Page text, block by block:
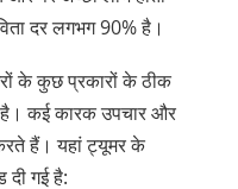
दर लगभग 90% है।
के कुछ प्रकारों के ठीक
है। कई कारक उपचार और
हैं। यहां ट्यूमर के
दी गई है: